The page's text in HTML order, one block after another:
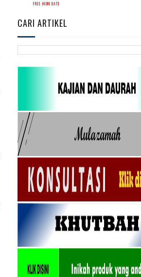
FREE HIJRI DATE
CARI ARTIKEL